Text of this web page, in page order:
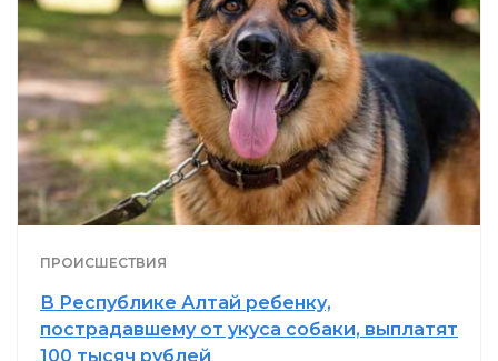
ПРОИСШЕСТВИЯ
В Республике Алтай ребенку,
пострадавшему от укуса собаки, выплатят
100 тысяч рублей